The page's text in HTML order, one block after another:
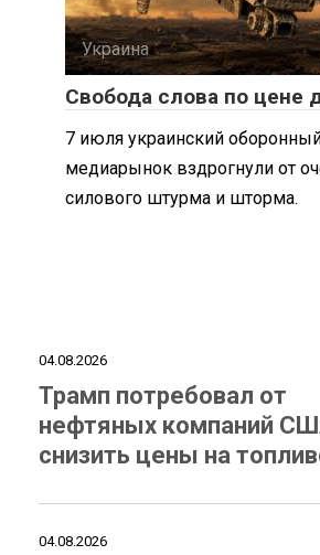
Украина
Свобода слова по цене
7 июля украинский
медиарынок вздрогнули от
силового штурма и шторма.
04.08.2026
Трамп потребовал от
нефтяных компаний
снизить цены на
04.08.2026